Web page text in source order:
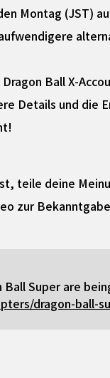
Montag (JST)
Ball X-
Details und die
teile deine
zur
Super are
dragon-ball-